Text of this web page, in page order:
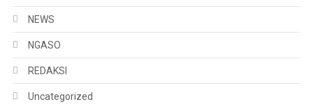
NEWS
NGASO
REDAKSI
Uncategorized